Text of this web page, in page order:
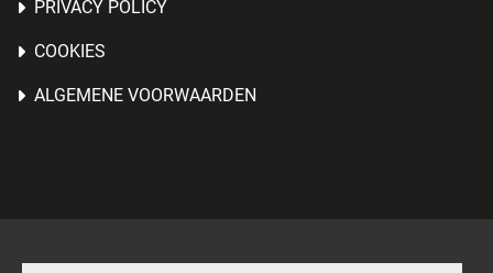
PRIVACY POLICY
COOKIES
ALGEMENE VOORWAARDEN